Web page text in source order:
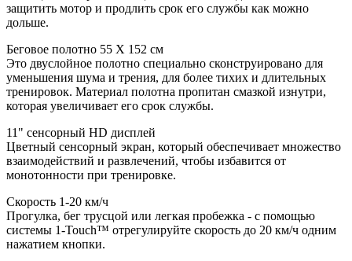
защитить мотор и продлить срок его службы как можно
дольше.
Беговое полотно 55 X 152 см
Это двуслойное полотно специально сконструировано для
уменьшения шума и трения, для более тихих и длительных
тренировок. Материал полотна пропитан смазкой изнутри,
которая увеличивает его срок службы.
11" сенсорный HD дисплей
Цветный сенсорный экран, который обеспечивает множество
взаимодействий и развлечений, чтобы избавится от
монотонности при тренировке.
Скорость 1-20 км/ч
Прогулка, бег трусцой или легкая пробежка - с помощью
системы 1-Touch™ отрегулируйте скорость до 20 км/ч одним
нажатием кнопки.